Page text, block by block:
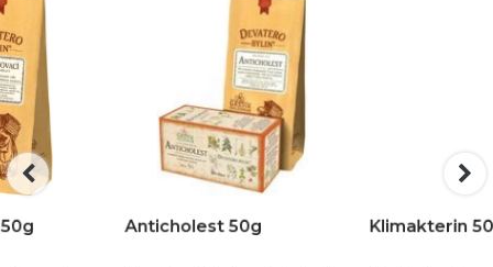
Anticholest 50g Klimakterin 50g